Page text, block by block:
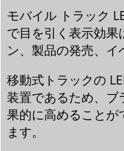
モバイル トラック
で目を引く表示効果
ン、製品の発売、イ
移動式トラックの
装置であるため、
果的に高めることが
ます。